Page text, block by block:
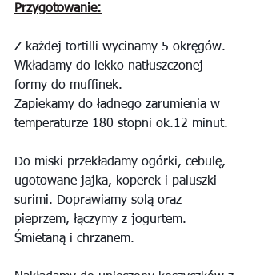
Przygotowanie:
Z każdej tortilli wycinamy 5 okręgów.
Wkładamy do lekko natłuszczonej
formy do muffinek.
Zapiekamy do ładnego zarumienia w
temperaturze 180 stopni ok.12 minut.
Do miski przekładamy ogórki, cebulę,
ugotowane jajka, koperek i paluszki
surimi. Doprawiamy solą oraz
pieprzem, łączymy z jogurtem.
Śmietaną i chrzanem.